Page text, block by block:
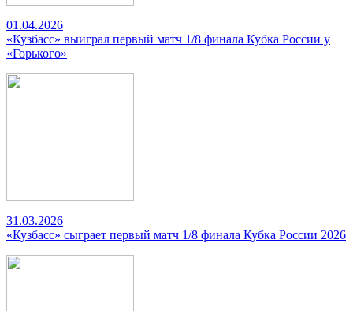
01.04.2026
«Кузбасс» выиграл первый матч 1/8 финала Кубка России у
«Горького»
31.03.2026
«Кузбасс» сыграет первый матч 1/8 финала Кубка России 2026